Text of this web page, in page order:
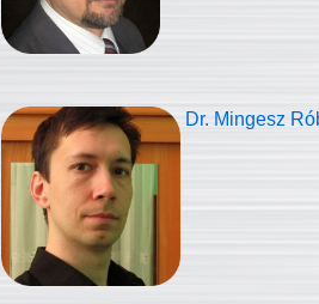
Dr. Mingesz